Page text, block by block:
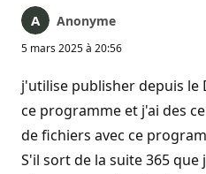
Anonyme
5 mars 2025 à 20:56
j'utilise publisher depuis le
ce programme et j'ai des
de fichiers avec ce
S'il sort de la suite 365 que